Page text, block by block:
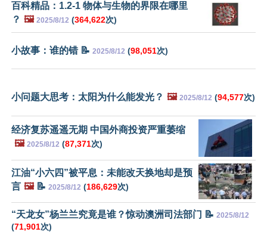
百科精品：1.2-1 物体与生物的界限在哪里
？ 🖼️ 2025/8/12 (364,622次)
小故事：谁的错 📝 2025/8/12 (98,051次)
小问题大思考：太阳为什么能发光？ 🖼️ 2025/8/12 (94,577次)
经济复苏遥遥无期 中国外商投资严重萎缩
🖼️ 2025/8/12 (87,371次)
江油“小六四”被平息：未能改天换地却是预
言 🖼️📝 2025/8/12 (186,629次)
“天龙女”杨兰兰究竟是谁？惊动澳洲司法部门 📝 2025/8/12
(71,901次)